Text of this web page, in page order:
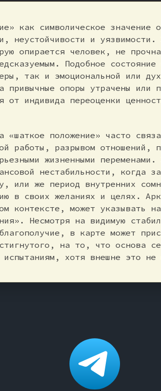
как символическое значение
неустойчивости и
опирается человек, не
Подобное
так и эмоциональной или
привычные опоры утрачены или
от индивида переоценки
«шаткое положение» часто
работы, разрывом отношений,
жизненными
нестабильности, когда
или же период внутренних
в своих желаниях и целях.
контексте, может указывать
Несмотря на видимую
в карте может
на то, что основа
испытаниям, хотя внешне это не